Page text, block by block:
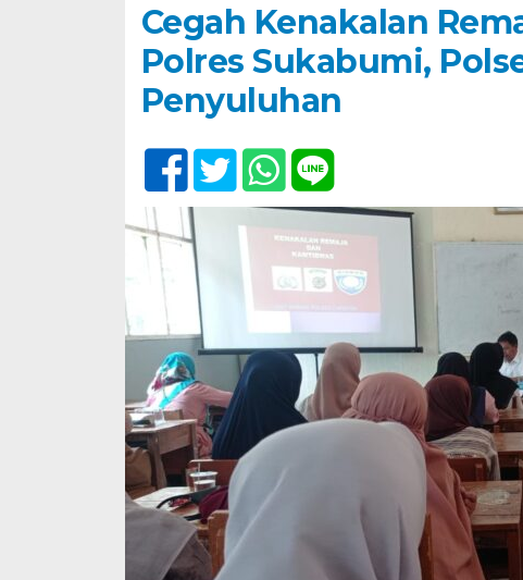
Cegah Kenakalan
Polres Sukabumi,
Penyuluhan